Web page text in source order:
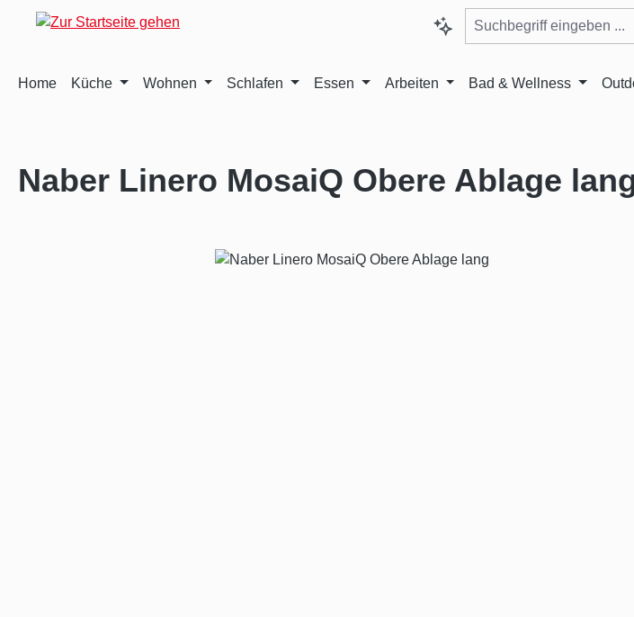
Hauptinhalt springen
Zur Suche springen
Zur Hauptnavigation springen
Home Küche Wohnen Schlafen Essen Arbeiten Bad & Wellness
Naber Linero MosaiQ Obere Ablage